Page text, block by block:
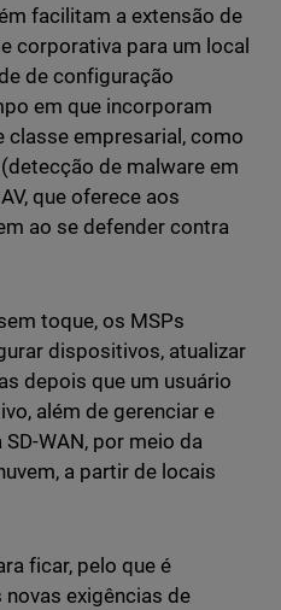
facilitam a extensão de
corporativa para um local
de configuração
em que incorporam
classe empresarial, como
de malware em
que oferece aos
ao se defender contra
toque, os MSPs
dispositivos, atualizar
depois que um usuário
além de gerenciar e
WAN, por meio da
a partir de locais
ficar, pelo que é
exigências de